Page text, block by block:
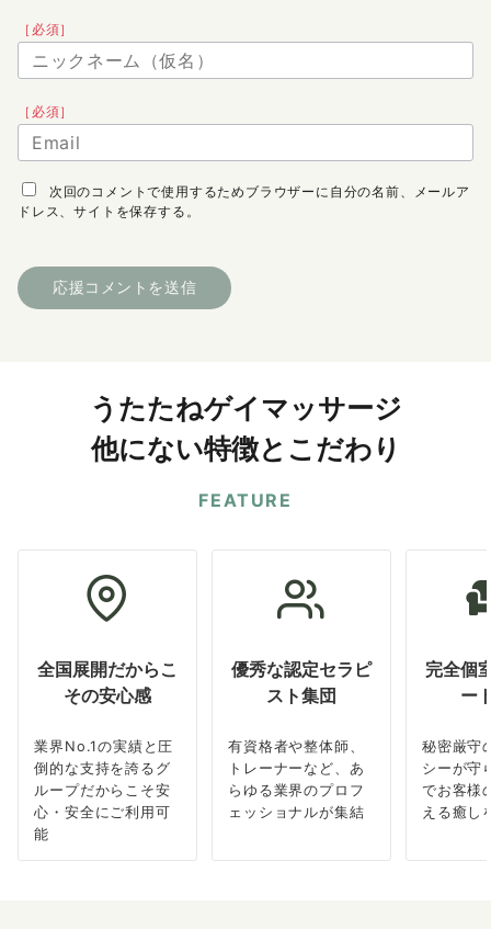
［必須］
［必須］
次回のコメントで使用するためブラウザーに自分の名前、メールア
ドレス、サイトを保存する。
うたたねゲイマッサージ
他にない特徴とこだわり
FEATURE
全国展開だからこ
その安心感
業界No.1の実績と圧
倒的な支持を誇るグ
ループだからこそ安
心・安全にご利用可
能
優秀な認定セラピ
スト集団
有資格者や整体師、
トレーナーなど、あ
らゆる業界のプロフ
ェッショナルが集結
完全個
ー
秘密厳守
シーが守
でお客様
える癒し